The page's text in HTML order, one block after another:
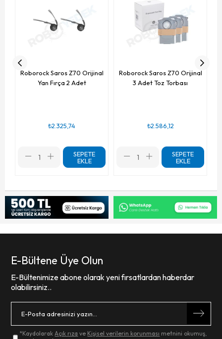
Roborock Saros Z70 Orijinal
Yan Fırça 2 Adet
₺2.325,74
SEPETE
EKLE
Roborock Saros Z70 Orijinal
3 Adet Toz Torbası
₺2.586,12
SEPETE
EKLE
E-Bültene Üye Olun
E-Bültenimize abone olarak yeni fırsatlardan haberdar
olabilirsiniz..
*KaydolarakAçık rıza ve Kişisel verilerin korunması metnini okumuş,